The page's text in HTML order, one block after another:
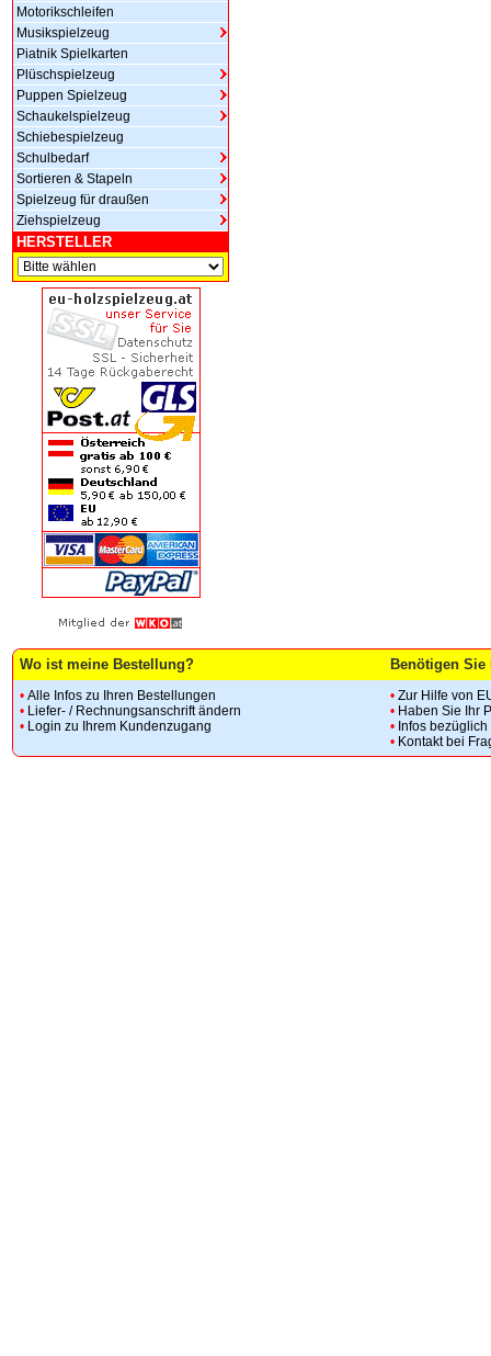
Motorikschleifen
Musikspielzeug
Piatnik Spielkarten
Plüschspielzeug
Puppen Spielzeug
Schaukelspielzeug
Schiebespielzeug
Schulbedarf
Sortieren & Stapeln
Spielzeug für draußen
Ziehspielzeug
HERSTELLER
Wo ist meine Bestellung? Benötigen Sie
• Alle Infos zu Ihren Bestellungen
• Liefer- / Rechnungsanschrift ändern
• Login zu Ihrem Kundenzugang
• Zur Hilfe von
• Haben Sie Ihr
• Infos
• Kontakt bei